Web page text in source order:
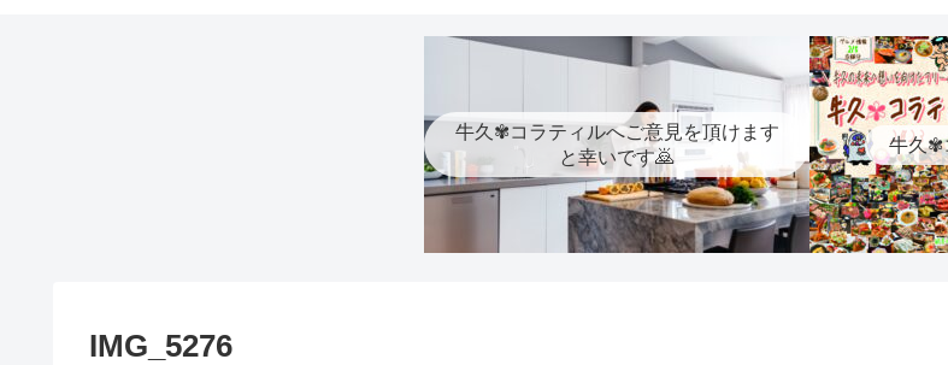
牛久✾コラティルへご意見を頂けます
と幸いです🙇
牛久✾
IMG_5276